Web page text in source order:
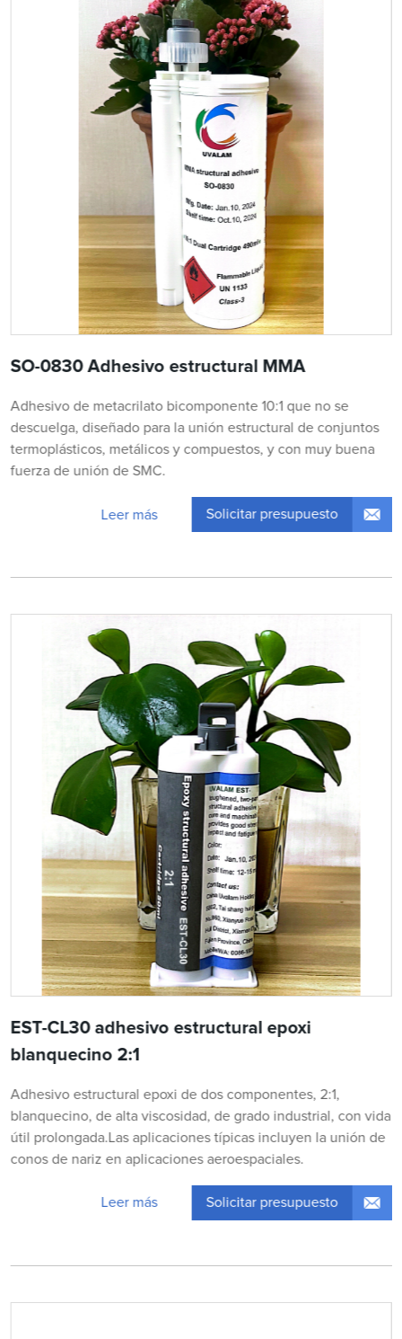
SO-0830 Adhesivo estructural MMA
Adhesivo de metacrilato bicomponente 10:1 que no se
descuelga, diseñado para la unión estructural de conjuntos
termoplásticos, metálicos y compuestos, y con muy buena
fuerza de unión de SMC.
Leer más Solicitar presupuesto
EST-CL30 adhesivo estructural epoxi
blanquecino 2:1
Adhesivo estructural epoxi de dos componentes, 2:1,
blanquecino, de alta viscosidad, de grado industrial, con vida
útil prolongada.Las aplicaciones típicas incluyen la unión de
conos de nariz en aplicaciones aeroespaciales.
Leer más Solicitar presupuesto